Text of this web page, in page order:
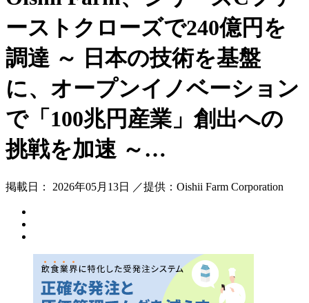
ーストクローズで240億円を
調達 ～ 日本の技術を基盤
に、オープンイノベーション
で「100兆円産業」創出への
挑戦を加速 ～…
掲載日： 2026年05月13日 ／提供：Oishii Farm Corporation